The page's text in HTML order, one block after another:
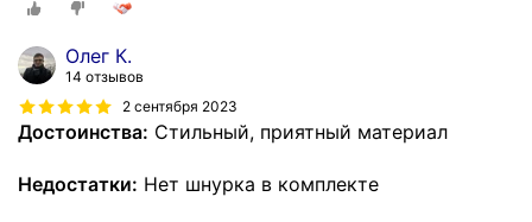
Олег К.
14 отзывов
2 сентября 2023
Достоинства: Стильный, приятный материал
Недостатки: Нет шнурка в комплекте